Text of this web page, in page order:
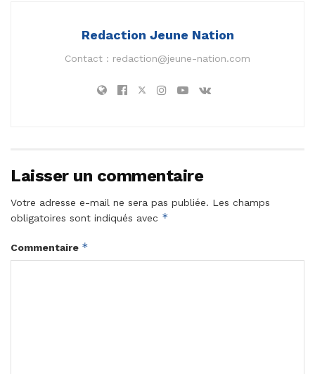
Redaction Jeune Nation
Contact : redaction@jeune-nation.com
Laisser un commentaire
Votre adresse e-mail ne sera pas publiée. Les champs
obligatoires sont indiqués avec *
Commentaire *